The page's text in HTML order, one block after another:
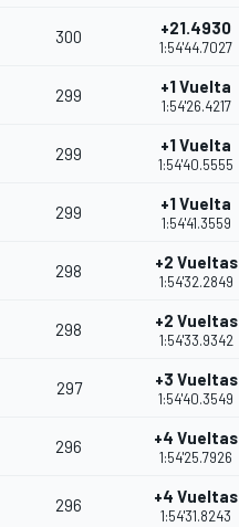
300 +21.4930
1:54'44.7027
299 +1 Vuelta
1:54'26.4217
299 +1 Vuelta
1:54'40.5555
299 +1 Vuelta
1:54'41.3559
298 +2 Vueltas
1:54'32.2849
298 +2 Vueltas
1:54'33.9342
297 +3 Vueltas
1:54'40.3549
296 +4 Vueltas
1:54'25.7926
296 +4 Vueltas
1:54'31.8243